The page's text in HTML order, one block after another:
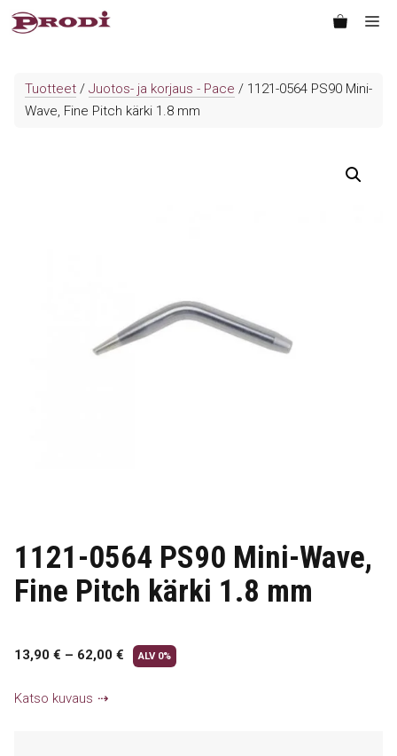
Siirry
sisältöön
Tuotteet / Juotos- ja korjaus - Pace / 1121-0564 PS90 Mini-
Wave, Fine Pitch kärki 1.8 mm
1121-0564 PS90 Mini-Wave,
Fine Pitch kärki 1.8 mm
13,90 € – 62,00 € ALV 0%
Katso kuvaus